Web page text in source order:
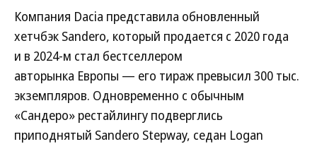
Компания Dacia представила обновленный
хетчбэк Sandero, который продается с 2020 года
и в 2024-м стал бестселлером
авторынка Европы — его тираж превысил 300 тыс.
экземпляров. Одновременно с обычным
«Сандеро» рестайлингу подверглись
приподнятый Sandero Stepway, седан Logan